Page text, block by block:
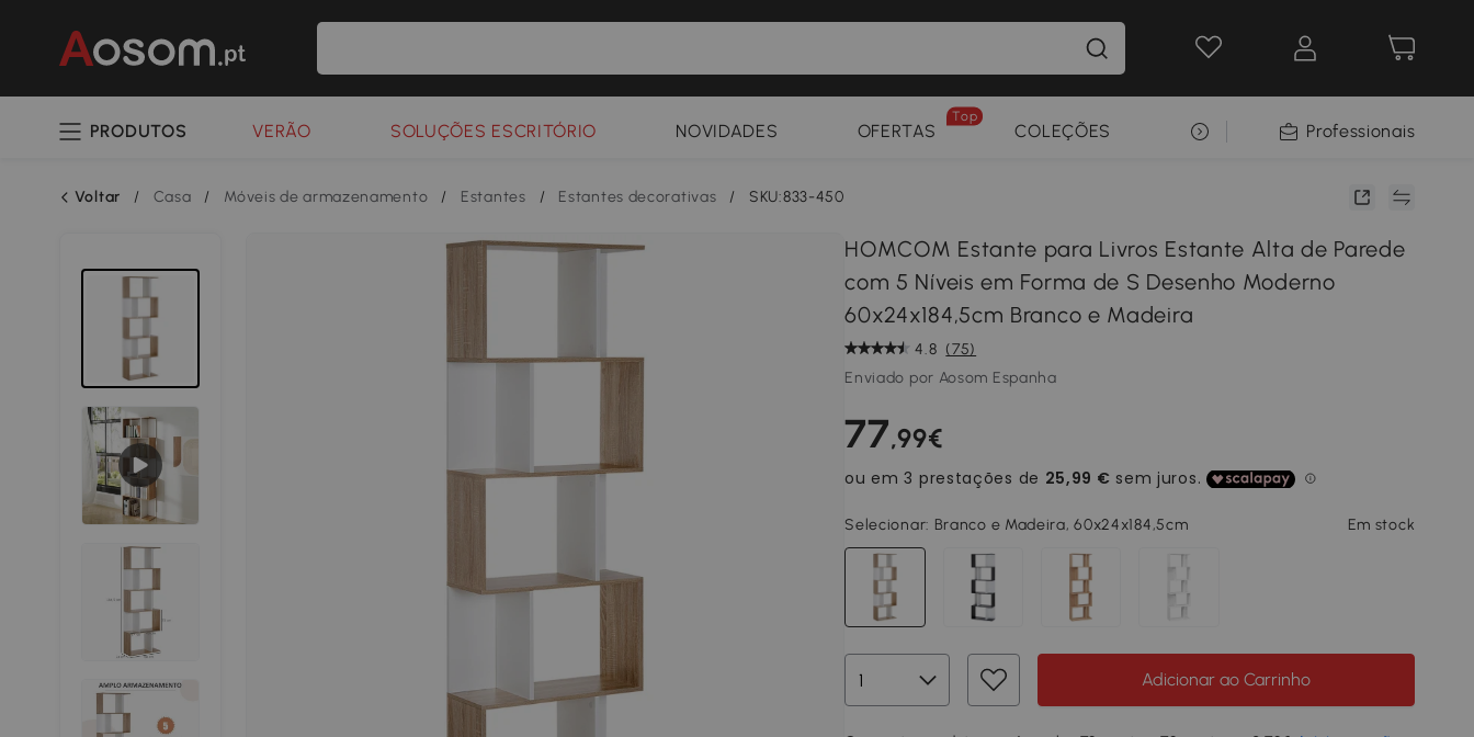
PRODUTOS VERÃO SOLUÇÕES ESCRITÓRIO NOVIDADES OFERTAS
Top
COLEÇÕES SELEÇÃO PREMIUMProfessionais
Voltar / Casa / Móveis de armazenamento / Estantes / Estantes decorativas / SKU:833-450
HOMCOM Estante para Livros Estante Alta de Parede
com 5 Níveis em Forma de S Desenho Moderno
60x24x184,5cm Branco e Madeira
4.8 (75)
Enviado por Aosom Espanha
77,99€
Selecionar: Branco e Madeira, 60x24x184,5cm Em stock
Adicionar ao Carrinho